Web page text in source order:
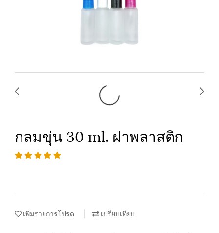
กลมขุ่น 30 ml. ฝาพลาสติก
เพิ่มรายการโปรด เปรียบเทียบ